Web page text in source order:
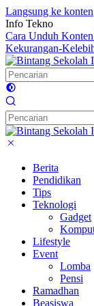
Langsung ke konten
Info Tekno
Cara Unduh
Kekurangan-
Berita
Pendidikan
Tips
Teknologi
Gadget
Lifestyle
Event
Lomba
Pensi
Ramadhan
Beasiswa